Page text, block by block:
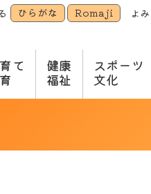
ひらがな Romaji よ
て
健康
福祉
スポーツ
文化